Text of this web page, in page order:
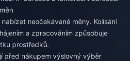
neočekávané měny. Kolísání
a zpracováním způsobuje
prostředků.
před nákupem výslovný výběr